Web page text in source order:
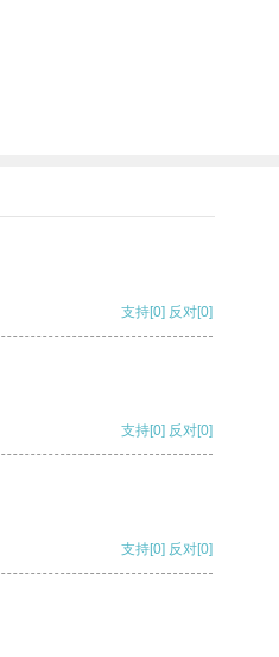
支持[0] 反对[0]
支持[0] 反对[0]
支持[0] 反对[0]